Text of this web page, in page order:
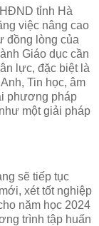
tỉnh Hà
việc nâng cao
đồng lòng của
Giáo dục cần
lực, đặc biệt là
Tin học, âm
phương pháp
một giải pháp
sẽ tiếp tục
xét tốt nghiệp
năm học 2024
trình tập huấn